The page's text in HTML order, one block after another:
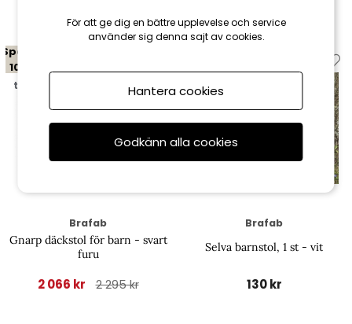
Spara
10%
till 16/8
Brafab
Gnarp däckstol för barn - svart
furu
2 066 kr 2 295 kr
Brafab
Selva barnstol, 1 st - vit
130 kr
För att ge dig en bättre upplevelse och service
använder sig denna sajt av cookies.
Hantera cookies
Godkänn alla cookies